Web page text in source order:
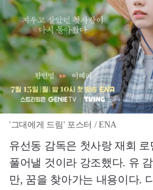
'그대에게 드림' 포스터 / ENA
유선동 감독은 첫사랑 재회 로
풀어낼 것이라 강조했다. 유
만, 꿈을 찾아가는 내용이다.